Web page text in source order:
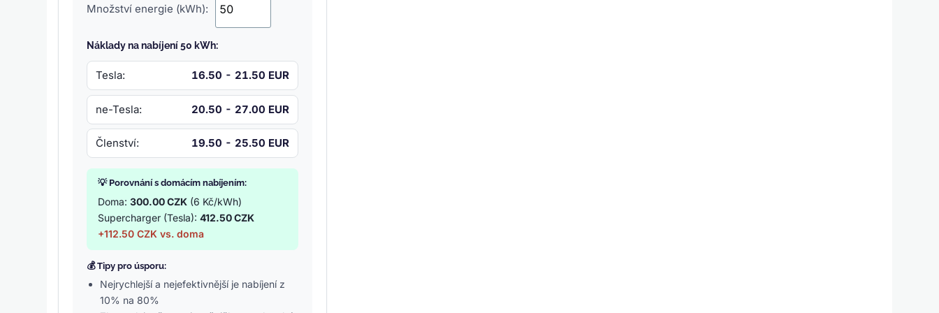
Množství energie (kWh):
Náklady na nabíjení 50 kWh:
Tesla: 16.50 - 21.50 EUR
ne-Tesla: 20.50 - 27.00 EUR
Členství: 19.50 - 25.50 EUR
💡 Porovnání s domácím nabíjením:
Doma:300.00 CZK (6 Kč/kWh)
Supercharger (Tesla):412.50 CZK
+112.50 CZK vs. doma
💰 Tipy pro úsporu:
Nejrychlejší a nejefektivnější je nabíjení z
10% na 80%